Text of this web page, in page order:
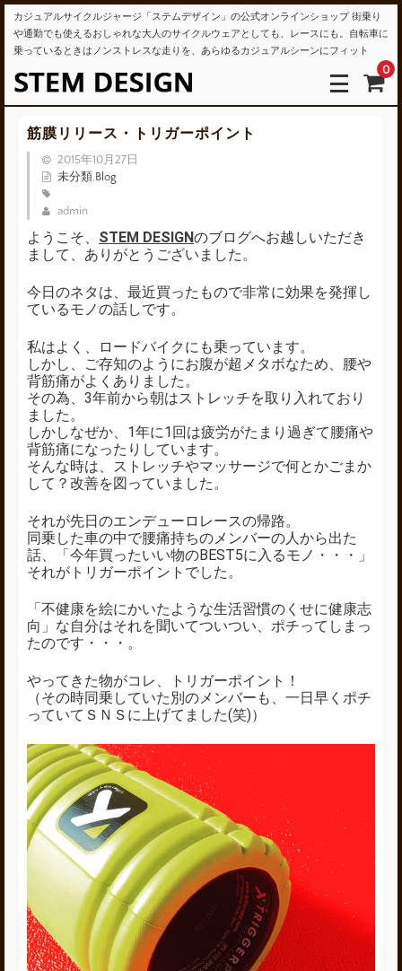
カジュアルサイクルジャージ「ステムデザイン」の公式オンラインショップ 街乗り
や通勤でも使えるおしゃれな大人のサイクルウェアとしても、レースにも。自転車に
乗っているときはノンストレスな走りを、あらゆるカジュアルシーンにフィット
0
筋膜リリース・トリガーポイント
2015年10月27日
未分類, Blog
admin
ようこそ、 STEM DESIGNのブログへお越しいただき
まして、ありがとうございました。
今日のネタは、最近買ったもので非常に効果を発揮し
ているモノの話しです。
私はよく、ロードバイクにも乗っています。
しかし、ご存知のようにお腹が超メタボなため、腰や
背筋痛がよくありました。
その為、3年前から朝はストレッチを取り入れており
ました。
しかしなぜか、1年に1回は疲労がたまり過ぎて腰痛や
背筋痛になったりしています。
そんな時は、ストレッチやマッサージで何とかごまか
して？改善を図っていました。
それが先日のエンデューロレースの帰路。
同乗した車の中で腰痛持ちのメンバーの人から出た
話、「今年買ったいい物のBEST5に入るモノ・・・」
それがトリガーポイントでした。
「不健康を絵にかいたような生活習慣のくせに健康志
向」な自分はそれを聞いてついつい、ポチってしまっ
たのです・・・。
やってきた物がコレ、トリガーポイント！
（その時同乗していた別のメンバーも、一日早くポチ
っていてＳＮＳに上げてました(笑)）